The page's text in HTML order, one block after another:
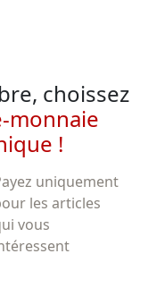
choissez
monnaie
!
uniquement
les articles
vous